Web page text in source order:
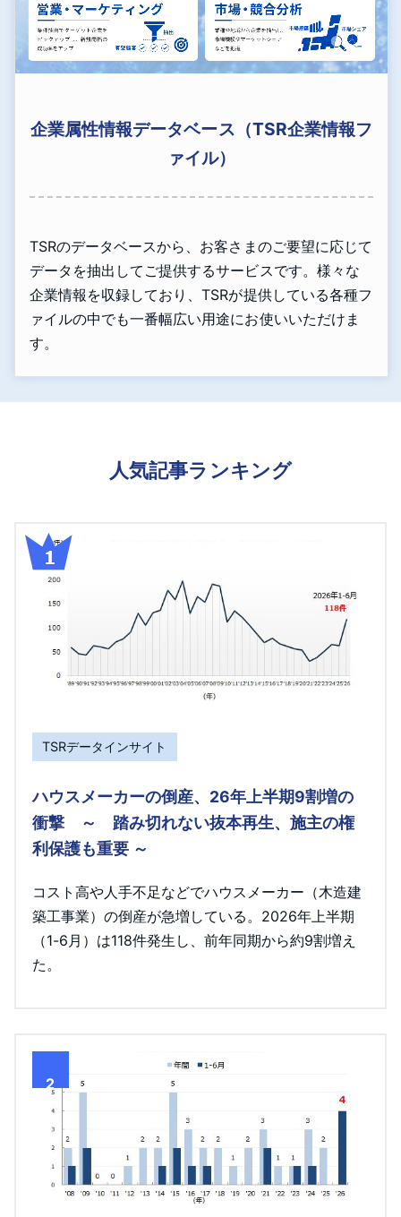
企業属性情報データベース（TSR企業情報フ
ァイル）
TSRのデータベースから、お客さまのご要望に応じて
データを抽出してご提供するサービスです。様々な
企業情報を収録しており、TSRが提供している各種フ
ァイルの中でも一番幅広い用途にお使いいただけま
す。
人気記事ランキング
TSRデータインサイト
ハウスメーカーの倒産、26年上半期9割増の
衝撃 ～ 踏み切れない抜本再生、施主の権
利保護も重要 ～
コスト高や人手不足などでハウスメーカー（木造建
築工事業）の倒産が急増している。2026年上半期
（1-6月）は118件発生し、前年同期から約9割増え
た。
2